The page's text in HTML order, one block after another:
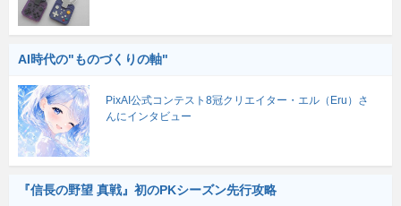
AI時代の"ものづくりの軸"
PixAI公式コンテスト8冠クリエイター・エル（Eru）さ
んにインタビュー
『信長の野望 真戦』初のPKシーズン先行攻略